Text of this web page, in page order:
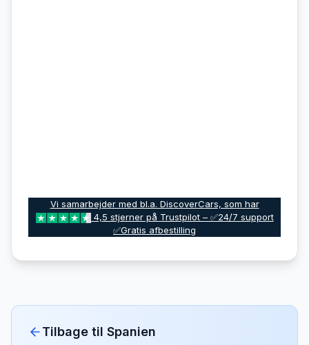
Vi samarbejder med bl.a. DiscoverCars, som har
4,5 stjerner på Trustpilot – ✅24/7 support
✅Gratis afbestilling
Tilbage til Spanien